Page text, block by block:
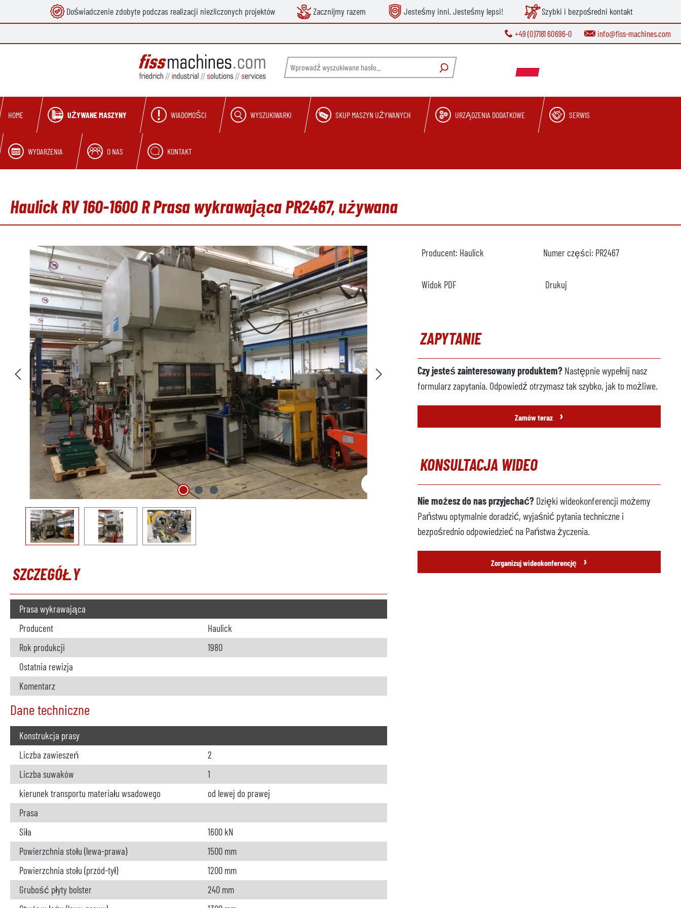
Przejdź do głównej nawigacji
Doświadczenie zdobyte podczas realizacji niezliczonych projektów Zacznijmy razem Jesteśmy inni. Jesteśmy lepsi! Szybki i bezpośredni kontakt
+49 (0)7181 60696-0 info@fiss-machines.com
HOME UŻYWANE MASZYNY WIADOMOŚCI WYSZUKIWARKI SKUP MASZYN UŻYWANYCH URZĄDZENIA DODATKOWE SERWIS
WYDARZENIA O NAS KONTAKT
Haulick RV 160-1600 R Prasa wykrawająca PR2467, używana
Pomiń galerię zdjęć
SZCZEGÓŁY
Prasa wykrawająca
Producent
Haulick
Rok produkcji
1980
Ostatnia rewizja
Komentarz
Dane techniczne
Konstrukcja prasy
Liczba zawieszeń
2
Liczba suwaków
1
kierunek transportu materiału wsadowego
od lewej do prawej
Prasa
Siła
1600 kN
Powierzchnia stołu (lewa-prawa)
1500 mm
Powierzchnia stołu (przód-tył)
1200 mm
Grubość płyty bolster
240 mm
Producent: Haulick Numer części: PR2467
Widok PDF Drukuj
ZAPYTANIE
Czy jesteś zainteresowany produktem? Następnie wypełnij nasz
formularz zapytania. Odpowiedź otrzymasz tak szybko, jak to możliwe.
Zamów teraz ›
KONSULTACJA WIDEO
Nie możesz do nas przyjechać? Dzięki wideokonferencji możemy
Państwu optymalnie doradzić, wyjaśnić pytania techniczne i
bezpośrednio odpowiedzieć na Państwa życzenia.
Zorganizuj wideokonferencję ›